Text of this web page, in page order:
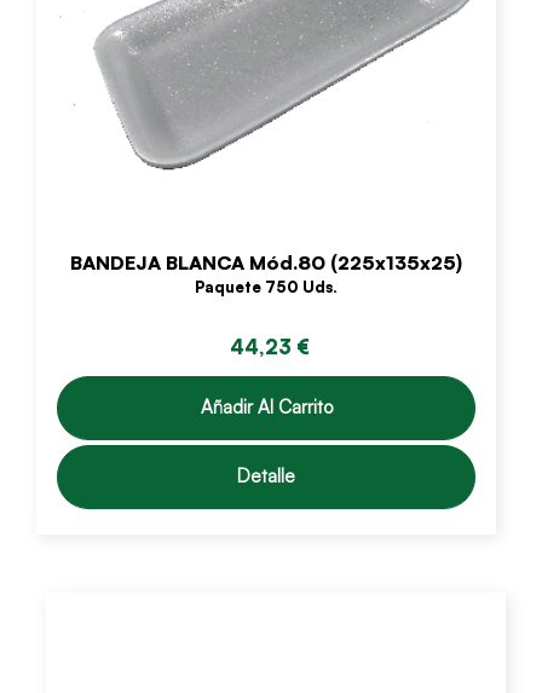
BANDEJA BLANCA Mód.80 (225x135x25)
Paquete 750 Uds.
44,23 €
Añadir Al Carrito
Detalle